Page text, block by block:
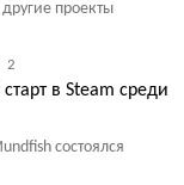
проекты
2
в Steam среди
состоялся